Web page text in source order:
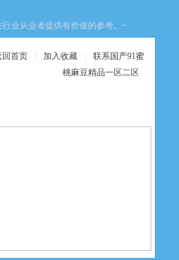
提供有价值的参考。一、工作原
回首页 加入收藏
联系国产91蜜
桃麻豆精品一区二区
豆精品一区二区